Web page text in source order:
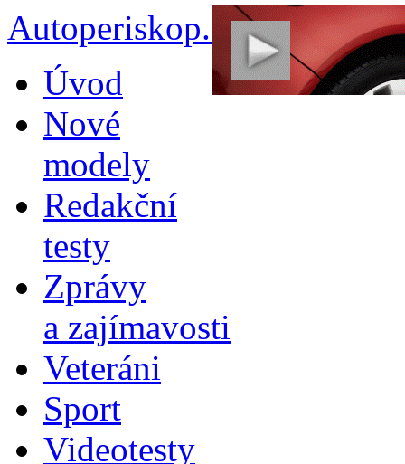
Autoperiskop.cz –
obsahu
webu
Úvod
Nové
modely
Redakční
testy
Zprávy
a zajímavosti
Veteráni
Sport
Videotesty